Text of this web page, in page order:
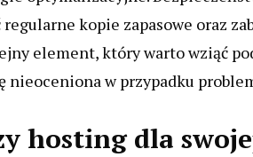
kopie zapasowe oraz
element, który warto wziąć
nieoceniona w przypadku
hosting dla